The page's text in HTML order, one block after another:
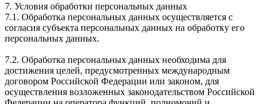
7. Условия обработки персональных данных
7.1. Обработка персональных данных осуществляется с
согласия субъекта персональных данных на обработку его
персональных данных.
7.2. Обработка персональных данных необходима для
достижения целей, предусмотренных международным
договором Российской Федерации или законом, для
осуществления возложенных законодательством Российской